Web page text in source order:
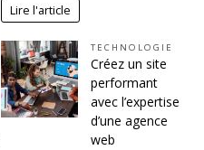
Lire l'article
TECHNOLOGIE
Créez un site
performant
avec l’expertise
d’une agence
web